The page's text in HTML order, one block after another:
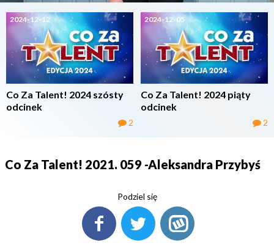
2024-12-12
Co Za Talent! 2024 szósty
odcinek
2
2024-12-05
Co Za Talent! 2024 piąty
odcinek
2
Co Za Talent! 2021. 059 -Aleksandra Przybyś
Podziel się